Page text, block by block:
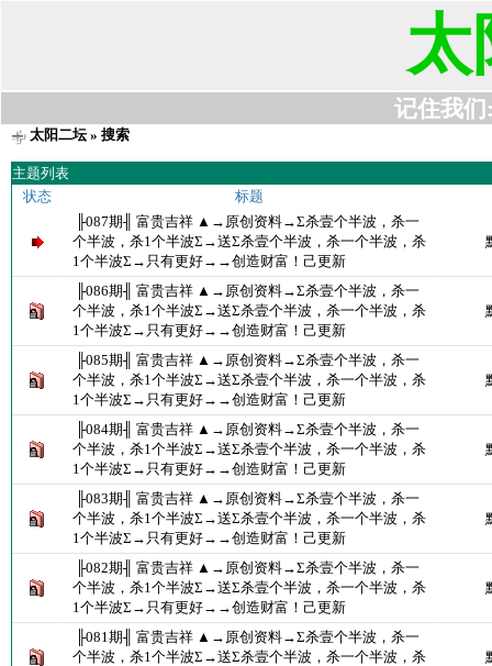
太
记住我们
太阳二坛» 搜索
主题列表
状态
标题
╟087期╢ 富贵吉祥 ▲→原创资料→Σ杀壹个半波，杀一
个半波，杀1个半波Σ→送Σ杀壹个半波，杀一个半波，杀
1个半波Σ→只有更好→→创造财富！己更新
╟086期╢ 富贵吉祥 ▲→原创资料→Σ杀壹个半波，杀一
个半波，杀1个半波Σ→送Σ杀壹个半波，杀一个半波，杀
1个半波Σ→只有更好→→创造财富！己更新
╟085期╢ 富贵吉祥 ▲→原创资料→Σ杀壹个半波，杀一
个半波，杀1个半波Σ→送Σ杀壹个半波，杀一个半波，杀
1个半波Σ→只有更好→→创造财富！己更新
╟084期╢ 富贵吉祥 ▲→原创资料→Σ杀壹个半波，杀一
个半波，杀1个半波Σ→送Σ杀壹个半波，杀一个半波，杀
1个半波Σ→只有更好→→创造财富！己更新
╟083期╢ 富贵吉祥 ▲→原创资料→Σ杀壹个半波，杀一
个半波，杀1个半波Σ→送Σ杀壹个半波，杀一个半波，杀
1个半波Σ→只有更好→→创造财富！己更新
╟082期╢ 富贵吉祥 ▲→原创资料→Σ杀壹个半波，杀一
个半波，杀1个半波Σ→送Σ杀壹个半波，杀一个半波，杀
1个半波Σ→只有更好→→创造财富！己更新
╟081期╢ 富贵吉祥 ▲→原创资料→Σ杀壹个半波，杀一
个半波，杀1个半波Σ→送Σ杀壹个半波，杀一个半波，杀